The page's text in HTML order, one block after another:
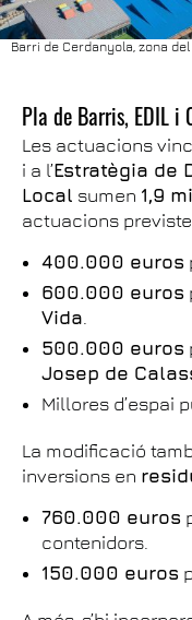
Barri de Cerdanyola, zona
Pla de Barris, EDIL
Les actuacions
i a l’Estratègia de
Local sumen 1,9
actuacions
400.000 euros
600.000 euros
Vida.
500.000 euros
Josep de
Millores d’espai
La modificació
inversions en
760.000 euros
contenidors.
150.000 euros